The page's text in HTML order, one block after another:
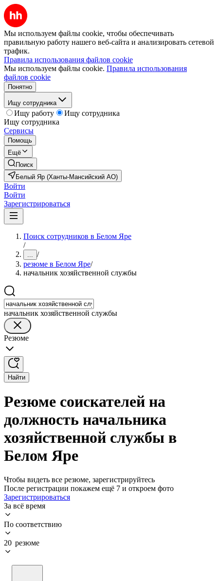
Мы используем файлы cookie, чтобы обеспечивать
правильную работу нашего веб-сайта и анализировать сетевой
трафик.
Правила использования файлов cookie
Мы используем файлы cookie. Правила использования
файлов cookie
Понятно
Ищу сотрудника
Ищу работу
Ищу сотрудника
Ищу сотрудника
Сервисы
Помощь
Ещё
Поиск
Белый Яр (Ханты-Мансийский АО)
Войти
Войти
Зарегистрироваться
Поиск сотрудников в Белом Яре
/
... /
резюме в Белом Яре/
начальник хозяйственной службы
начальник хозяйственной службы
Резюме
Найти
Резюме соискателей на
должность начальника
хозяйственной службы в
Белом Яре
Чтобы видеть все резюме, зарегистрируйтесь
После регистрации покажем ещё 7 и откроем фото
Зарегистрироваться
За всё время
По соответствию
20 резюме